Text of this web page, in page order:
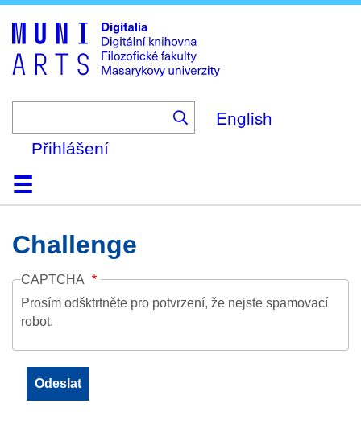
to
main
content
English
Přihlášení
DomůKolekce
Prohlížení
Vyhledávání
O platformě
Nápověda
KontaktDigitalia
Challenge
CAPTCHA
Prosím odšktrtněte pro potvrzení, že nejste spamovací
robot.